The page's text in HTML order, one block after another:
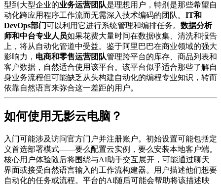
型到大型企业的业务运营团队是理想用户，特别是那些希望自
动化跨应用程序工作流而无需深入技术编码的团队。 IT和
DevOps部门可以利用它进行系统管理和编排任务。 数据分析
师和中台专业人员如果花费大量时间在数据收集、清洗和报告
上，将从自动化管道中受益。鉴于阿里巴巴在商业领域的强大
影响力， 电商和零售运营团队管理跨平台的库存、商品列表和
客户数据，自然适合使用该平台。该平台似乎适合那些了解自
身业务流程但可能缺乏从头构建自动化的编程专业知识，转而
依靠自然语言来弥合这一差距的用户。
如何使用无影云电脑？
入门可能涉及访问官方门户并注册账户。初始设置可能包括定
义首选部署模式——要么配置云实例，要么安装本地客户端。
核心用户体验随后将围绕与AI助手交互展开，可能通过聊天
界面或接受自然语言输入的工作流构建器。用户描述他们想要
自动化的任务或流程。平台的AI随后可能会帮助将该描述映